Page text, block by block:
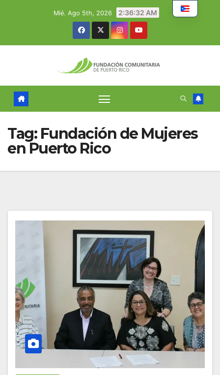
Mié. Ago 5th, 2026 2:36:33 AM
Tag: Fundación de Mujeres
en Puerto Rico